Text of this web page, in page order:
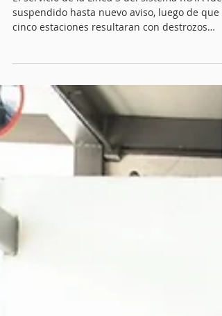
8M en Puebla
cinco estaciones resultaran con destrozos
realizadas en el marco del Día Internacional
la Mujer en la capital poblana.